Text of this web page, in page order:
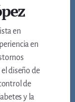
en
en
diseño de
de
y la